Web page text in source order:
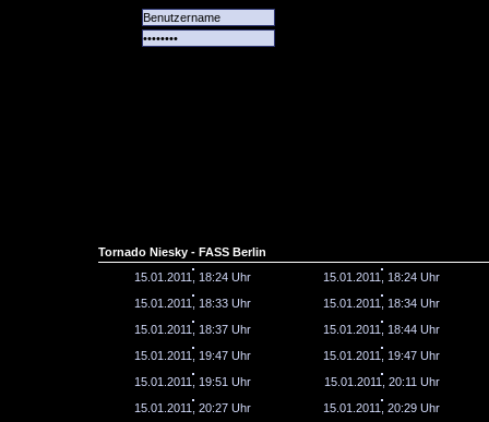
Tornado Niesky - FASS Berlin
15.01.2011, 18:24 Uhr
15.01.2011, 18:24 Uhr
15.01.2011, 18:33 Uhr
15.01.2011, 18:34 Uhr
15.01.2011, 18:37 Uhr
15.01.2011, 18:44 Uhr
15.01.2011, 19:47 Uhr
15.01.2011, 19:47 Uhr
15.01.2011, 19:51 Uhr
15.01.2011, 20:11 Uhr
15.01.2011, 20:27 Uhr
15.01.2011, 20:29 Uhr